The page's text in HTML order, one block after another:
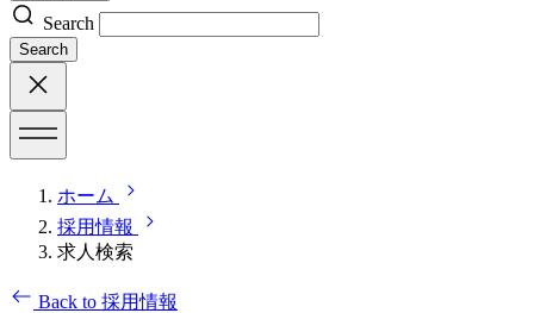
Search
Search
ホーム
採用情報
求人検索
Back to 採用情報